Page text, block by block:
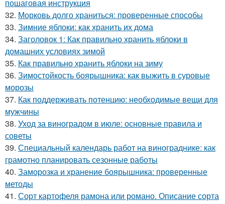
пошаговая инструкция
32. Морковь долго храниться: проверенные способы
33. Зимние яблоки: как хранить их дома
34. Заголовок 1: Как правильно хранить яблоки в
домашних условиях зимой
35. Как правильно хранить яблоки на зиму
36. Зимостойкость боярышника: как выжить в суровые
морозы
37. Как поддерживать потенцию: необходимые вещи для
мужчины
38. Уход за виноградом в июле: основные правила и
советы
39. Специальный календарь работ на винограднике: как
грамотно планировать сезонные работы
40. Заморозка и хранение боярышника: проверенные
методы
41. Сорт картофеля рамона или романо. Описание сорта